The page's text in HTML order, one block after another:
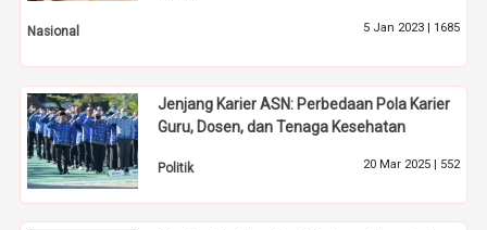
Nasional 5 Jan 2023 | 1685
Jenjang Karier ASN: Perbedaan Pola Karier
Guru, Dosen, dan Tenaga Kesehatan
Politik 20 Mar 2025 | 552